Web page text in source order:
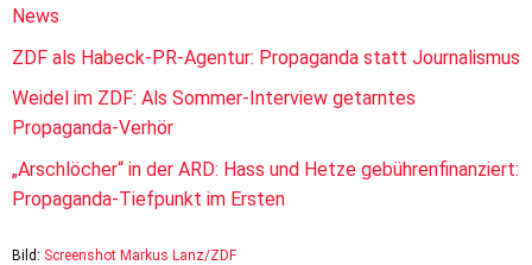
News
ZDF als Habeck-PR-Agentur: Propaganda statt Journalismus
Weidel im ZDF: Als Sommer-Interview getarntes
Propaganda-Verhör
„Arschlöcher“ in der ARD: Hass und Hetze gebührenfinanziert:
Propaganda-Tiefpunkt im Ersten
Bild: Screenshot Markus Lanz/ZDF